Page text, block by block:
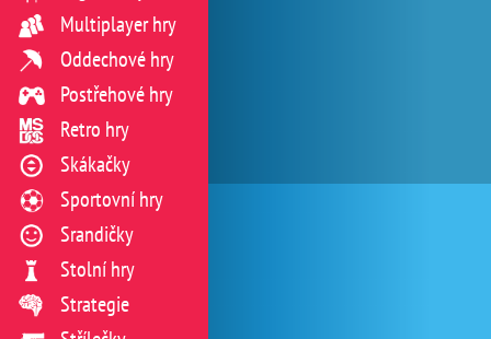
Multiplayer hry
Oddechové hry
Postřehové hry
Retro hry
Skákačky
Sportovní hry
Srandičky
Stolní hry
Strategie